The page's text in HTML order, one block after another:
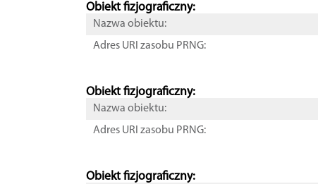
Obiekt fizjograficzny:
Nazwa obiektu:
Adres URI zasobu PRNG:
Obiekt fizjograficzny:
Nazwa obiektu:
Adres URI zasobu PRNG:
Obiekt fizjograficzny: